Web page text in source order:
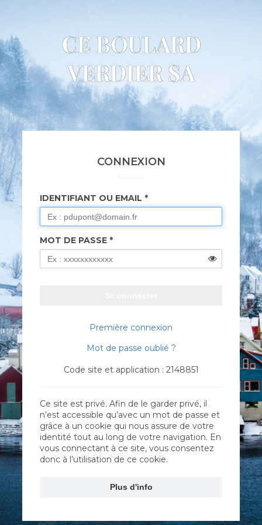
CE BOULARD
VERDIER SA
CONNEXION
IDENTIFIANT OU EMAIL
MOT DE PASSE
Première connexion
Mot de passe oublié ?
Code site et application : 2148851
Ce site est privé. Afin de le garder privé, il
n’est accessible qu’avec un mot de passe et
grâce à un cookie qui nous assure de votre
identité tout au long de votre navigation. En
vous connectant à ce site, vous consentez
donc à l’utilisation de ce cookie.
Plus d'info